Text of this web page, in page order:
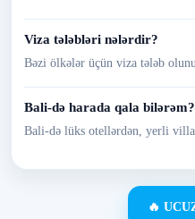
Viza tələbləri nələrdir?
Bəzi ölkələr üçün viza tələb
Bali-də harada qala bilərəm?
Bali-də lüks otellərdən, yerli
🔥